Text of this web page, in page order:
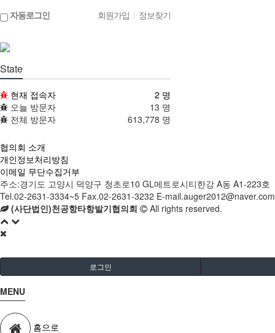
자동로그인 회원가입 정보찾기
State
현재 접속자
2 명
오늘 방문자
13 명
전체 방문자
613,778 명
협의회 소개
개인정보처리방침
이메일 무단수집거부
주소:경기도 고양시 덕양구 청초로10 GL메트로시티한강 A동 A1-223호
Tel.02-2631-3334~5 Fax.02-2631-3232 E-mail.auger2012@naver.com
(사단법인)천공항타항발기협의회
All rights reserved.
로그인
MENU
홈으로